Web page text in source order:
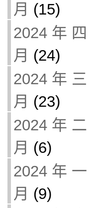
月 (15)
2024 年 四
月 (24)
2024 年 三
月 (23)
2024 年 二
月 (6)
2024 年 一
月 (9)